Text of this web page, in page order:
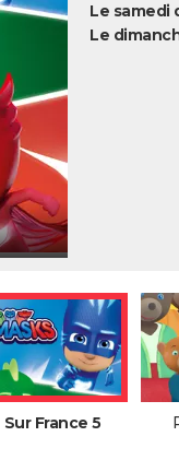
Le samedi
Le
Sur France 5